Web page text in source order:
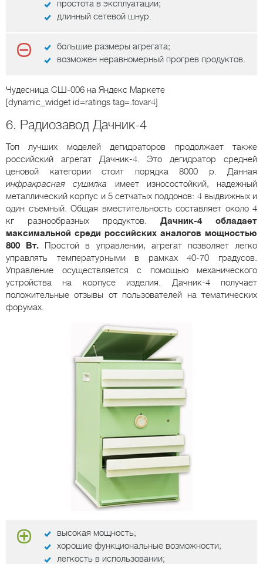
простота в эксплуатации;
длинный сетевой шнур.
большие размеры агрегата;
возможен неравномерный прогрев продуктов.
Чудесница СШ-006 на Яндекс Маркете
[dynamic_widget id=ratings tag=.tovar4]
6. Радиозавод Дачник-4
Топ лучших моделей дегидраторов продолжает также
российский агрегат Дачник-4. Это дегидратор средней
ценовой категории стоит порядка 8000 р. Данная
инфракрасная сушилка имеет износостойкий, надежный
металлический корпус и 5 сетчатых поддонов: 4 выдвижных и
один съемный. Общая вместительность составляет около 4
кг разнообразных продуктов. Дачник-4 обладает
максимальной среди российских аналогов мощностью
800 Вт. Простой в управлении, агрегат позволяет легко
управлять температурными в рамках 40-70 градусов.
Управление осуществляется с помощью механического
устройства на корпусе изделия. Дачник-4 получает
положительные отзывы от пользователей на тематических
форумах.
высокая мощность;
хорошие функциональные возможности;
легкость в использовании;